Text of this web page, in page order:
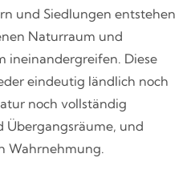
und Siedlungen entstehen
Naturraum und
ineinandergreifen. Diese
eindeutig ländlich noch
noch vollständig
Übergangsräume, und
Wahrnehmung.